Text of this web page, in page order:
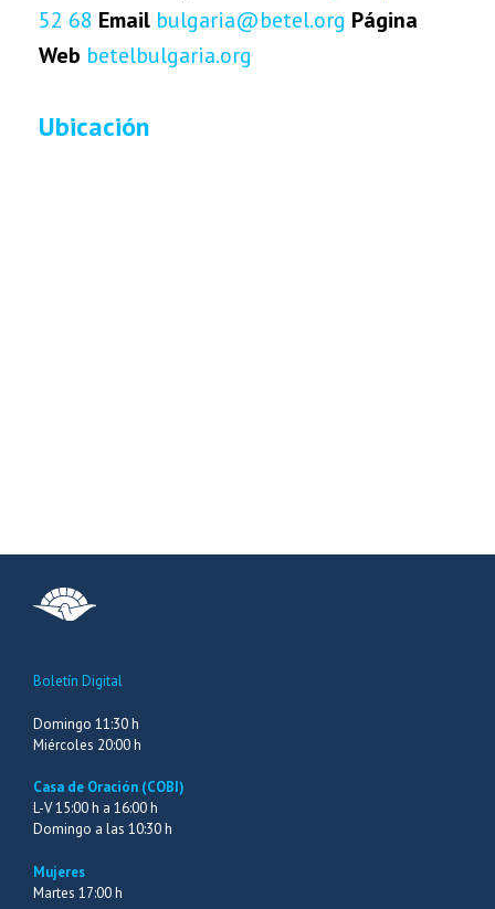
52 68 Email bulgaria@betel.org Página
Web betelbulgaria.org
Ubicación
Boletín Digital
Domingo 11:30 h
Miércoles 20:00 h
Casa de Oración (COBI)
L-V 15:00 h a 16:00 h
Domingo a las 10:30 h
Mujeres
Martes 17:00 h